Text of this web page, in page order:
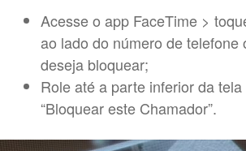
Acesse o app FaceTime >
ao lado do número de telefone
deseja bloquear;
Role até a parte inferior da
“Bloquear este Chamador”.